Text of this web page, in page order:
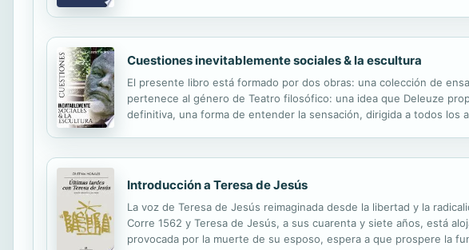
Cuestiones inevitablemente sociales & la escultura
El presente libro está formado por dos obras: una colección de
pertenece al género de Teatro filosófico: una idea que Deleuze
definitiva, una forma de entender la sensación, dirigida a todos los
Introducción a Teresa de Jesús
La voz de Teresa de Jesús reimaginada desde la libertad y la
Corre 1562 y Teresa de Jesús, a sus cuarenta y siete años, está
provocada por la muerte de su esposo, espera a que prospere la